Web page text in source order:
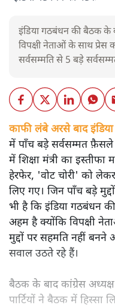
इंडिया गठबंधन की बैठक के
विपक्षी नेताओं के साथ प्रेस
सर्वसम्मति से 5 बड़े
काफी लंबे अरसे बाद इंडिया
में पाँच बड़े सर्वसम्मत
में शिक्षा मंत्री का
हेरफेर, 'वोट चोरी' को
लिए गए। जिन पाँच बड़े
भी है कि इंडिया गठबंधन
अहम है क्योंकि विपक्षी
मुद्दों पर सहमति नहीं
सवाल उठते रहे हैं।
बैठक के बाद कांग्रेस
पार्टियों ने बैठक में हिस्सा